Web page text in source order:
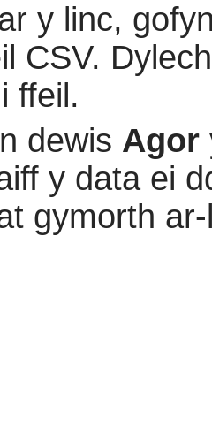
y linc,
CSV.
ffeil.
dewis Agor
y data ei
gymorth